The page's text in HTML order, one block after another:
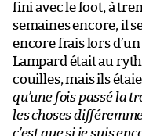
fini avec le foot, à
semaines encore, il
encore frais lors
Lampard était au
couilles, mais ils
qu’une fois passé la
les choses